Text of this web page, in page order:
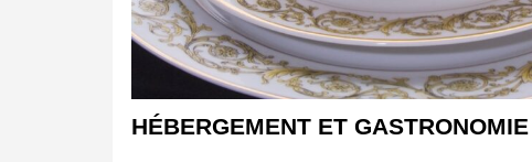
HÉBERGEMENT ET